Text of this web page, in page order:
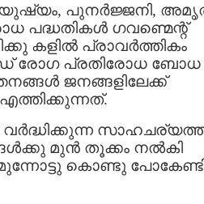
പുനർജ്ജനി,
പദ്ധതികള്‍ ഗവണ്മെന്റ്
കളില്‍ പ്രാവര്‍ത്തികം
രോഗ പ്രതിരോധ ബോധ
ജനങ്ങളിലേക്ക്
മുൻ തൂക്കം നൽകി
മുന്നോട്ടു കൊണ്ടു